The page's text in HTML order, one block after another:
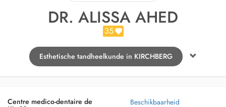
DR. ALISSA AHED
35
Esthetische tandheelkunde in KIRCHBERG
Centre medico-dentaire de
Beschikbaarheid